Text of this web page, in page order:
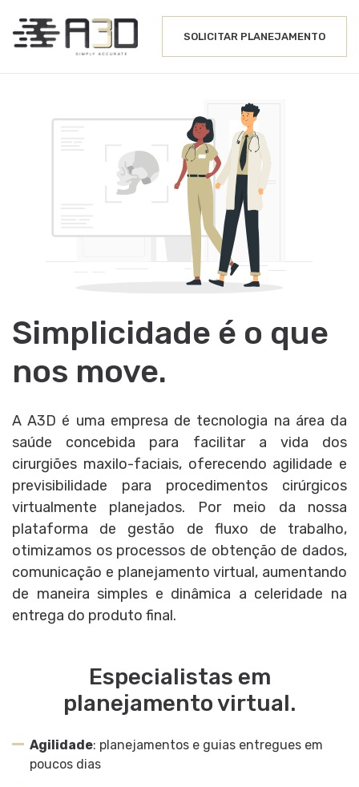
SOLICITAR PLANEJAMENTO
Simplicidade é o que
nos move.
A A3D é uma empresa de tecnologia na área da
saúde concebida para facilitar a vida dos
cirurgiões maxilo-faciais, oferecendo agilidade e
previsibilidade para procedimentos cirúrgicos
virtualmente planejados. Por meio da nossa
plataforma de gestão de fluxo de trabalho,
otimizamos os processos de obtenção de dados,
comunicação e planejamento virtual, aumentando
de maneira simples e dinâmica a celeridade na
entrega do produto final.
Especialistas em
planejamento virtual.
Agilidade: planejamentos e guias entregues em
poucos dias